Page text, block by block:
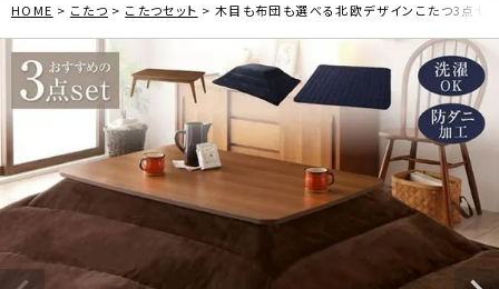
HOME
こたつ こたつセット 木目も布団も選べる北欧デザインこたつ3点セ